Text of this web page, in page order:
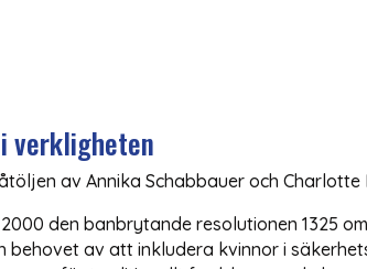
verkligheten
av Annika Schabbauer och
den banbrytande resolutionen 1325
behovet av att inkludera kvinnor i